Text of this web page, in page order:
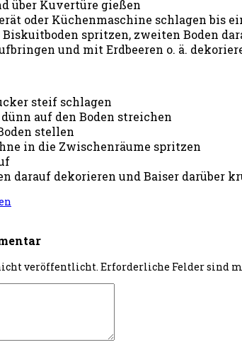
über Kuvertüre gießen
oder Küchenmaschine schlagen bis
spritzen, zweiten Boden
und mit Erdbeeren o. ä.
steif schlagen
auf den Boden streichen
stellen
in die Zwischenräume spritzen
darauf dekorieren und Baiser darüber
veröffentlicht. Erforderliche Felder sind